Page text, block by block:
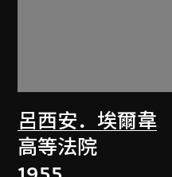
呂西安．埃爾韋
高等法院